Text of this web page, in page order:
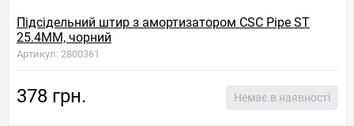
Підсідельний штир з амортизатором CSC Pipe ST
25.4MM, чорний
Артикул: 2800361
378 грн. Немає в наявності